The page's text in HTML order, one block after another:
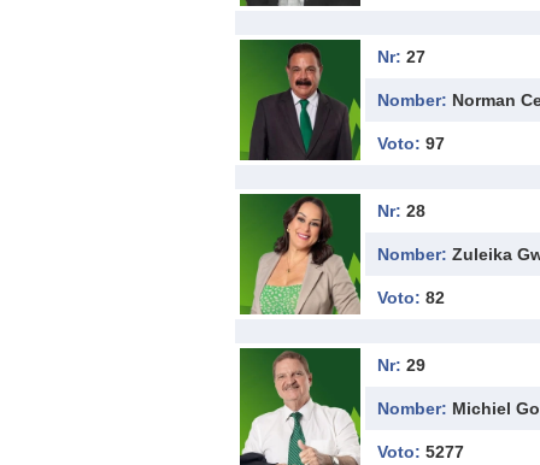
Nr: 27
Nomber: Norman
Voto: 97
Nr: 28
Nomber: Zuleika
Voto: 82
Nr: 29
Nomber: Michiel
Voto: 5277